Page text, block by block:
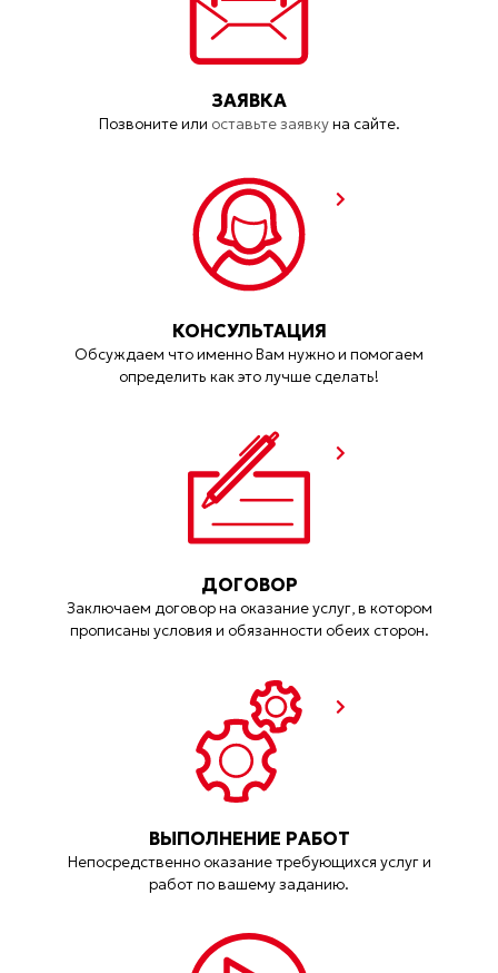
ЗАЯВКА
Позвоните или оставьте заявкуна сайте.
КОНСУЛЬТАЦИЯ
Обсуждаем что именно Вам нужно и помогаем
определить как это лучше сделать!
ДОГОВОР
Заключаем договор на оказание услуг, в котором
прописаны условия и обязанности обеих сторон.
ВЫПОЛНЕНИЕ РАБОТ
Непосредственно оказание требующихся услуг и
работ по вашему заданию.